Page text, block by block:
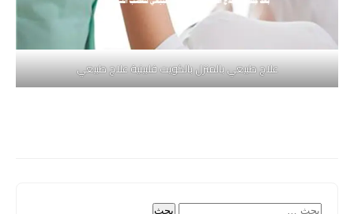
علاج طبيعي بالمنزل بالكويت فلبينية علاج طبيعي
البحث